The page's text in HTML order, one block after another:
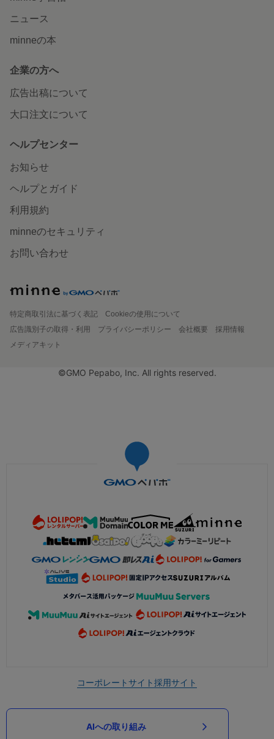
ニュース
minneの本
企業の方へ
広告出稿について
大口注文について
ヘルプセンター
お知らせ
ヘルプとガイド
利用規約
minneのセキュリティ
お問い合わせ
特定商取引法に基づく表記
Cookieの使用について
広告識別子の取得・利用
プライバシーポリシー 会社概要
採用情報
メディアキット
©GMO Pepabo, Inc. All rights reserved.
コーポレートサイト採用サイト
AIへの取り組み